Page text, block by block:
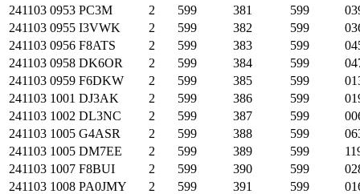
241103 0953 PC3M 2 599 381 599
241103 0955 I3VWK 2 599 382 599
241103 0956 F8ATS 2 599 383 599
241103 0958 DK6OR 2 599 384 599
241103 0959 F6DKW 2 599 385 599
241103 1001 DJ3AK 2 599 386 599
241103 1002 DL3NC 2 599 387 599
241103 1005 G4ASR 2 599 388 599
241103 1005 DM7EE 2 599 389 599
241103 1007 F8BUI 2 599 390 599
241103 1008 PA0JMY 2 599 391 599